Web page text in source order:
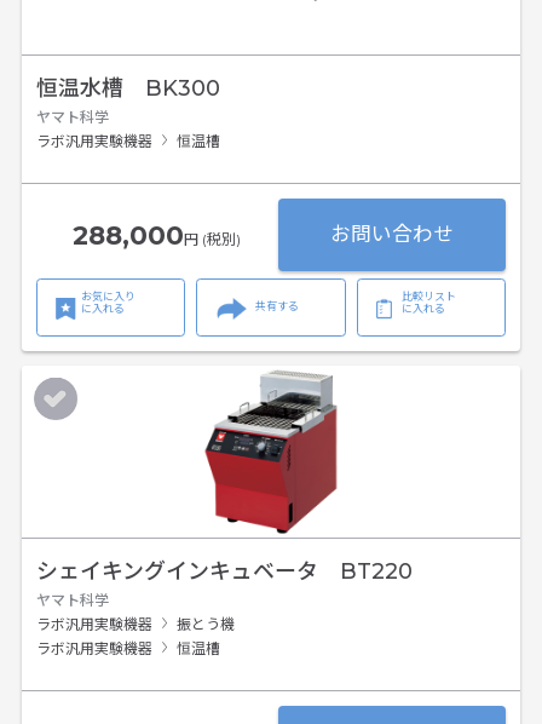
恒温水槽 BK300
ヤマト科学
ラボ汎用実験機器
恒温槽
288,000円 (税別) お問い合わせ
お気に入り
に入れる
共有する
比較リスト
に入れる
シェイキングインキュベータ BT220
ヤマト科学
ラボ汎用実験機器
振とう機
ラボ汎用実験機器
恒温槽